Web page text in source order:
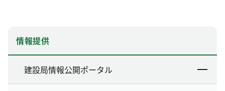
情報提供
建設局情報公開ポータル